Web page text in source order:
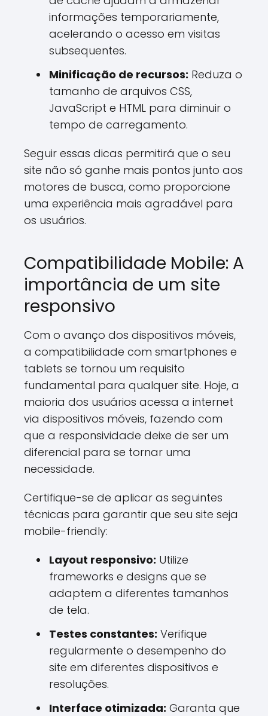
informações temporariamente,
acelerando o acesso em visitas
subsequentes.
Minificação de recursos: Reduza o
tamanho de arquivos CSS,
JavaScript e HTML para diminuir o
tempo de carregamento.
Seguir essas dicas permitirá que o seu
site não só ganhe mais pontos junto aos
motores de busca, como proporcione
uma experiência mais agradável para
os usuários.
Compatibilidade Mobile: A
importância de um site
responsivo
Com o avanço dos dispositivos móveis,
a compatibilidade com smartphones e
tablets se tornou um requisito
fundamental para qualquer site. Hoje, a
maioria dos usuários acessa a internet
via dispositivos móveis, fazendo com
que a responsividade deixe de ser um
diferencial para se tornar uma
necessidade.
Certifique-se de aplicar as seguintes
técnicas para garantir que seu site seja
mobile-friendly:
Layout responsivo: Utilize
frameworks e designs que se
adaptem a diferentes tamanhos
de tela.
Testes constantes: Verifique
regularmente o desempenho do
site em diferentes dispositivos e
resoluções.
Interface otimizada: Garanta que